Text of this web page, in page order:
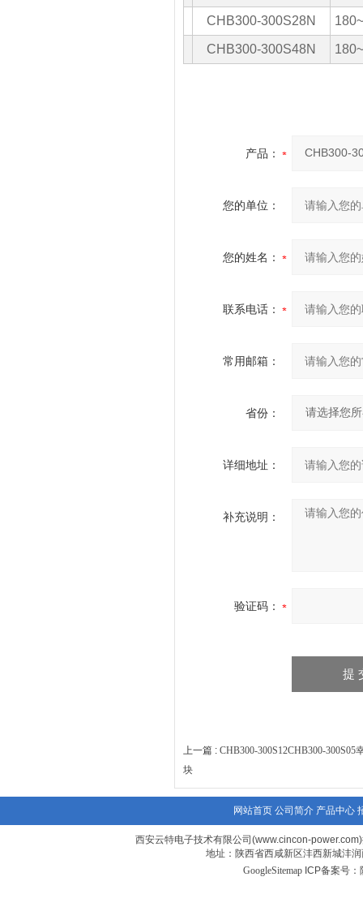
CHB300-300S28N
CHB300-300S48N
产品：
您的单位：
您的姓名：
联系电话：
常用邮箱：
省份：
详细地址：
补充说明：
验证码：
上一篇 : CHB300-300S12CHB300-
块
网站首页 公司简介 产品中心
西安云特电子技术有限公司(www.cincon-
地址：陕西省西咸新区沣西新城沣
GoogleSitemap ICP备案号：